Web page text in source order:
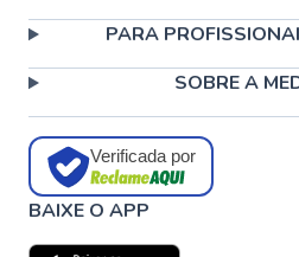
PARA
SOBRE A
Verificada por
BAIXE O APP